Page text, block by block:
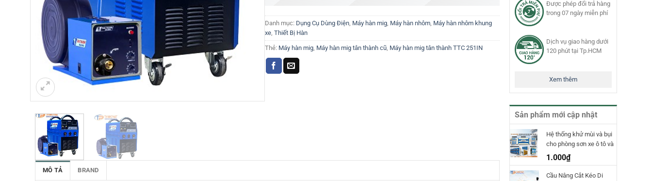
Được phép đổi trả hàng
trong 07 ngày miễn phí
Dịch vụ giao hàng dưới
120 phút tại Tp.HCM
Xem thêm
Sản phẩm mới cập nhật
Hệ thống khử mùi và bụi
cho phòng sơn xe ô tô và
phòng sơn công nghiệp
TPET
1.000₫
Cầu Nâng Cắt Kéo Di
Danh mục: Dụng Cụ Dùng Điện Máy hàn mig Máy hàn nhôm Máy hàn nhôm khung
xe Thiết Bị Hàn
Thẻ: Máy hàn mig Máy hàn mig tân thành cũ Máy hàn mig tân thành TTC 251IN
MÔ TẢ BRAND